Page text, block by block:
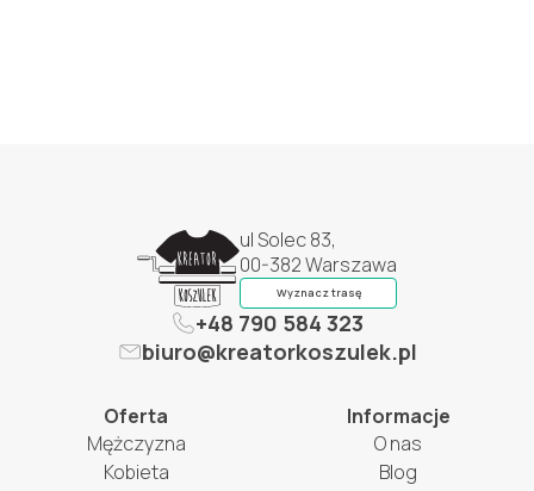
+48 790 584 323
biuro@kreatorkoszulek.pl
ul Solec 83,
00-382 Warszawa
Wyznacz trasę
Oferta
Mężczyzna
Kobieta
Informacje
O nas
Blog